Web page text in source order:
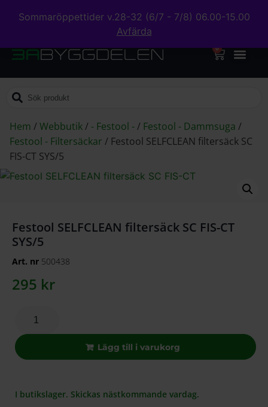
Sommaröppettider v.28-32 (6/7 - 7/8) 06.00-15.00
Avfärda
0
Hem /Webbutik/ - Festool -/ Festool - Dammsuga /
Festool - Filtersäckar / Festool SELFCLEAN filtersäck SC
FIS-CT SYS/5
Festool SELFCLEAN filtersäck SC FIS-CT
SYS/5
Art. nr 500438
295 kr
Lägg till i varukorg
I butikslager. Skickas nästkommande vardag.